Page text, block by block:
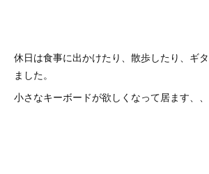
休日は食事に出かけたり、散歩したり、ギ
ました。
小さなキーボードが欲しくなって居ます、、